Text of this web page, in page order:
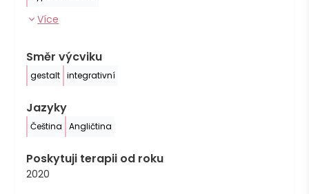
Více
Směr výcviku
gestalt integrativní
Jazyky
Čeština Angličtina
Poskytuji terapii od roku
2020